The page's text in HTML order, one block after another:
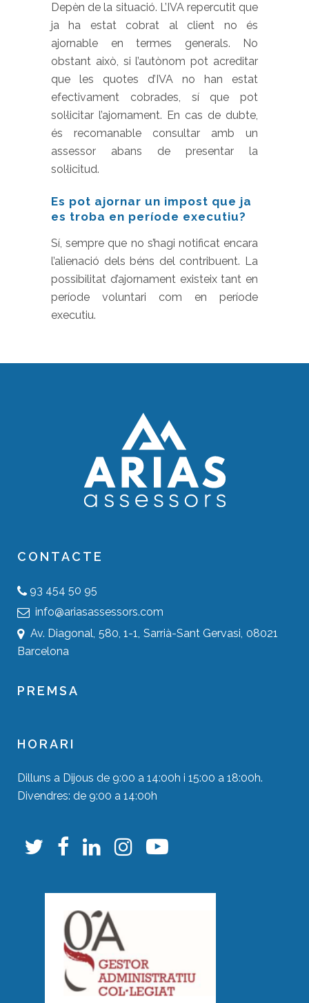
Depèn de la situació. L’IVA repercutit que
ja ha estat cobrat al client no és
ajornable en termes generals. No
obstant això, si l’autònom pot acreditar
que les quotes d’IVA no han estat
efectivament cobrades, sí que pot
sol·licitar l’ajornament. En cas de dubte,
és recomanable consultar amb un
assessor abans de presentar la
sol·licitud.
Es pot ajornar un impost que ja
es troba en període executiu?
Sí, sempre que no s’hagi notificat encara
l’alienació dels béns del contribuent. La
possibilitat d’ajornament existeix tant en
període voluntari com en període
executiu.
CONTACTE
93 454 50 95
info@ariasassessors.com
Av. Diagonal, 580, 1-1, Sarrià-Sant Gervasi, 08021
Barcelona
PREMSA
HORARI
Dilluns a Dijous de 9:00 a 14:00h i 15:00 a 18:00h.
Divendres: de 9:00 a 14:00h